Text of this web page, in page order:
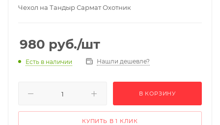
Чехол на Тандыр Сармат Охотник
980 руб./шт
Есть в наличии Нашли дешевле?
В КОРЗИНУ
КУПИТЬ В 1 КЛИК